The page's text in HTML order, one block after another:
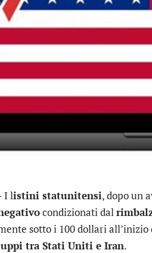
I listini statunitensi, dopo un
condizionati dal
sotto i 100 dollari
tra Stati Uniti e Iran.